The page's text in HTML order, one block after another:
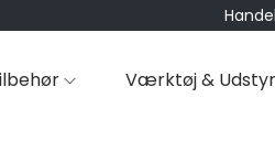
Værktøj & Udstyr